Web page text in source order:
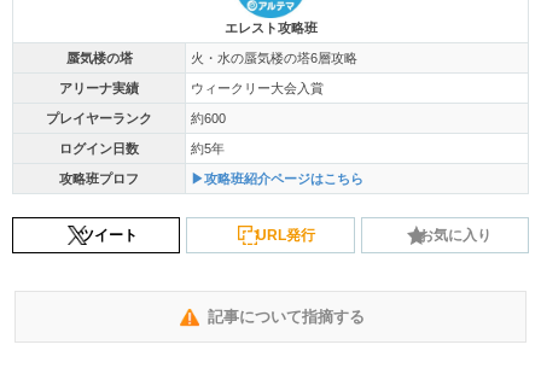
エレスト攻略班
蜃気楼の塔 火・水の蜃気楼の塔6層攻略
アリーナ実績 ウィークリー大会入賞
プレイヤーランク 約600
ログイン日数 約5年
攻略班プロフ ▶攻略班紹介ページはこちら
ツイート URL発行 お気に入り
記事について指摘する